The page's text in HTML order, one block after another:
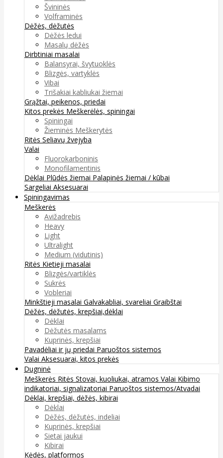
Švininės
Volframinės
Dėžės, dėžutės
Dėžės ledui
Masalų dėžės
Dirbtiniai masalai
Balansyrai, švytuoklės
Blizgės, vartyklės
Vibai
Trišakiai kabliukai žiemai
Grąžtai, peikenos, priedai
Kitos prekės Meškerėlės, spiningai
Spiningai
Žieminės Meškerytės
Ritės Seliavų žvejyba
Valai
Fluorokarboninis
Monofilamentinis
Dėklai Plūdės žiemai Palapinės žiemai / kūbai
Sargeliai Aksesuarai
Spiningavimas
Meškerės
Avižadrebis
Heavy
Light
Ultralight
Medium (vidutinis)
Ritės Kietieji masalai
Blizgės/vartiklės
Sukrės
Vobleriai
Minkštieji masalai Galvakabliai, svareliai Graibštai
Dėžės, dėžutės, krepšiai,dėklai
Dėklai
Dėžutės masalams
Kuprinės, krepšiai
Pavadėliai ir jų priedai Paruoštos sistemos
Valai Aksesuarai, kitos prekės
Dugninė
Meškerės Ritės Stovai, kuoliukai, atramos Valai Kibimo
indikatoriai, signalizatoriai Paruoštos sistemos/Atvadai
Dėklai, krepšiai, dėžės, kibirai
Dėklai
Dėžės, dėžutės, indeliai
Kuprinės, krepšiai
Sietai jaukui
Kibirai
Kėdės, platformos